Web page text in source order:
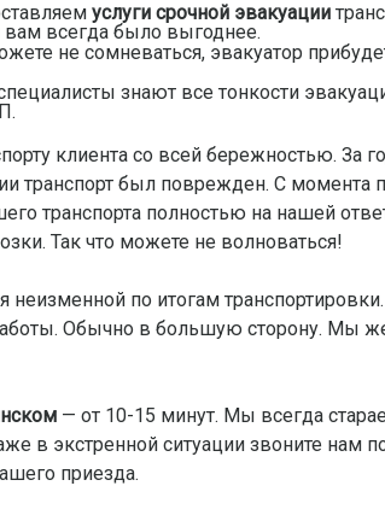
услуги срочной эвакуации
всегда было выгоднее.
не сомневаться, эвакуатор
знают все тонкости
клиента со всей бережностью. За
транспорт был поврежден. С момента
транспорта полностью на нашей
Так что можете не волноваться!
по итогам
Обычно в большую сторону. Мы
— от 10-15 минут. Мы всегда
в экстренной ситуации звоните нам
приезда.